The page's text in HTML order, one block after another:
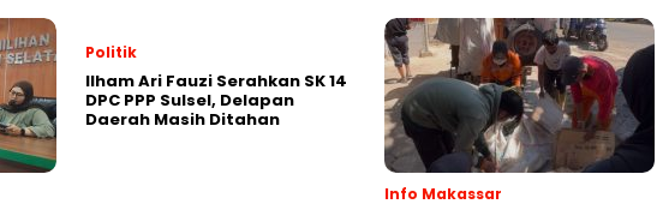
Politik
Ilham Ari Fauzi Serahkan SK 14
DPC PPP Sulsel, Delapan
Daerah Masih Ditahan
Info Makassar